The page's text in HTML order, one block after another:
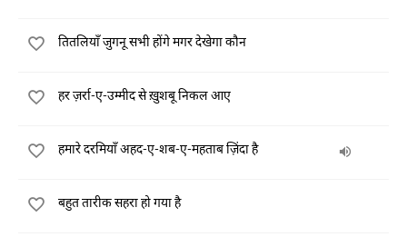
तितलियाँ जुगनू सभी होंगे मगर देखेगा कौन
हर ज़र्रा-ए-उम्मीद से ख़ुशबू निकल आए
हमारे दरमियाँ अहद-ए-शब-ए-महताब ज़िंदा है
बहुत तारीक सहरा हो गया है